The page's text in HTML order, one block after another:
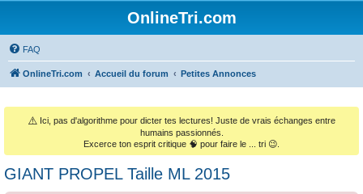
OnlineTri.com
FAQ
OnlineTri.com Accueil du forum Petites Annonces
⚠️ Ici, pas d'algorithme pour dicter tes lectures! Juste de vrais échanges entre
humains passionnés.
Excerce ton esprit critique 🧠 pour faire le ... tri 😉.
GIANT PROPEL Taille ML 2015